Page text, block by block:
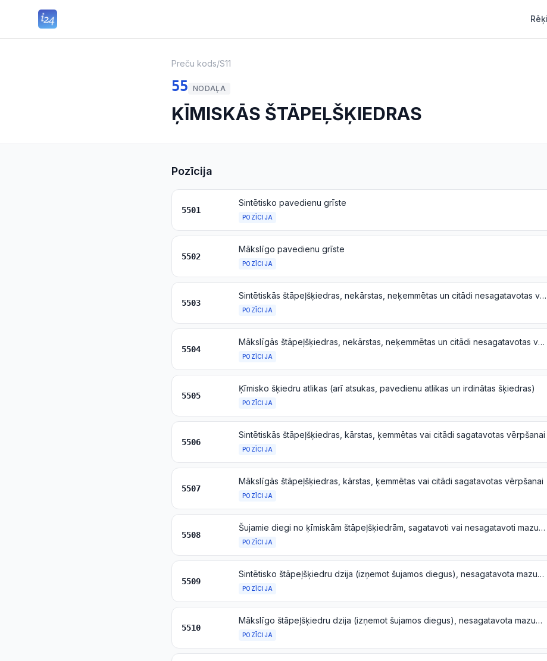
Preču kods/S11
55 NODAĻA
ĶĪMISKĀS ŠTĀPEĻŠĶIEDRAS
Pozīcija
5501
Sintētisko pavedienu grīste
POZĪCIJA
5502
Mākslīgo pavedienu grīste
POZĪCIJA
5503
Sintētiskās štāpeļšķiedras, nekārstas, neķemmētas un citādi nesagatavotas vērpšanai
POZĪCIJA
5504
Mākslīgās štāpeļšķiedras, nekārstas, neķemmētas un citādi nesagatavotas vērpšanai
POZĪCIJA
5505
Ķīmisko šķiedru atlikas (arī atsukas, pavedienu atlikas un irdinātas šķiedras)
POZĪCIJA
5506
Sintētiskās štāpeļšķiedras, kārstas, ķemmētas vai citādi sagatavotas vērpšanai
POZĪCIJA
5507
Mākslīgās štāpeļšķiedras, kārstas, ķemmētas vai citādi sagatavotas vērpšanai
POZĪCIJA
5508
Šujamie diegi no ķīmiskām štāpeļšķiedrām, sagatavoti vai nesagatavoti mazumtirdzniecībai
POZĪCIJA
5509
Sintētisko štāpeļšķiedru dzija (izņemot šujamos diegus), nesagatavota mazumtirdzniecībai
POZĪCIJA
5510
Mākslīgo štāpeļšķiedru dzija (izņemot šujamos diegus), nesagatavota mazumtirdzniecībai
POZĪCIJA